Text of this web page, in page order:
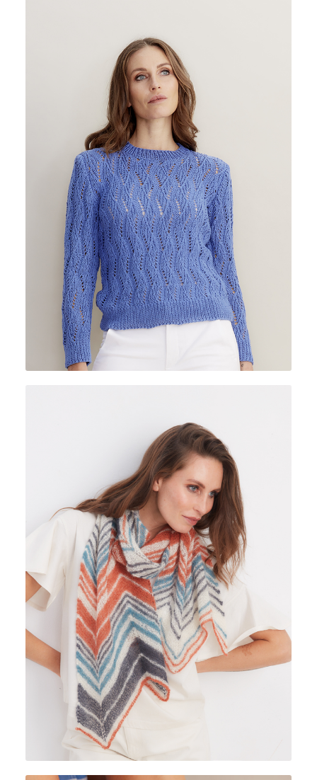
CUOR DI COTONE
KID SURI